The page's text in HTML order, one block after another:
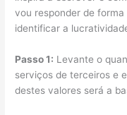
vou responder de
identificar a
Passo 1: Levante o
serviços de terceiros e
destes valores será a